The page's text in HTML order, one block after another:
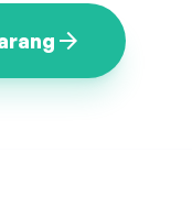
arrow_forward